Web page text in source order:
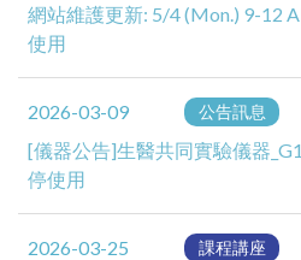
網站維護更新: 5/4 (Mon.) 9-12
使用
2026-03-09 公告訊息
[儀器公告]生醫共同實驗儀器
停使用
2026-03-25 課程講座